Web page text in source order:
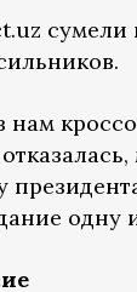
сумели
одну